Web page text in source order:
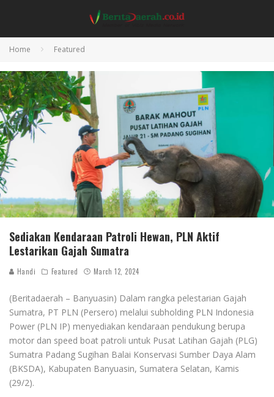
Home Featured
Sediakan Kendaraan Patroli Hewan, PLN Aktif
Lestarikan Gajah Sumatra
Handi Featured March 12, 2024
(Beritadaerah – Banyuasin) Dalam rangka pelestarian Gajah
Sumatra, PT PLN (Persero) melalui subholding PLN Indonesia
Power (PLN IP) menyediakan kendaraan pendukung berupa
motor dan speed boat patroli untuk Pusat Latihan Gajah (PLG)
Sumatra Padang Sugihan Balai Konservasi Sumber Daya Alam
(BKSDA), Kabupaten Banyuasin, Sumatera Selatan, Kamis
(29/2).